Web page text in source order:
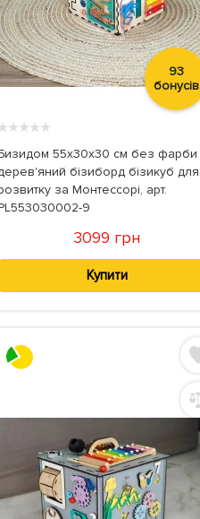
93
бонусів
★★★★
55x30x30 см без фарби
бізиборд бізикуб для
за Монтессорі, арт.
9
3099 грн
Купити